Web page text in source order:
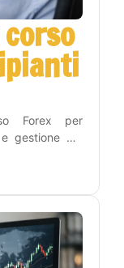
Forex per
gestione del